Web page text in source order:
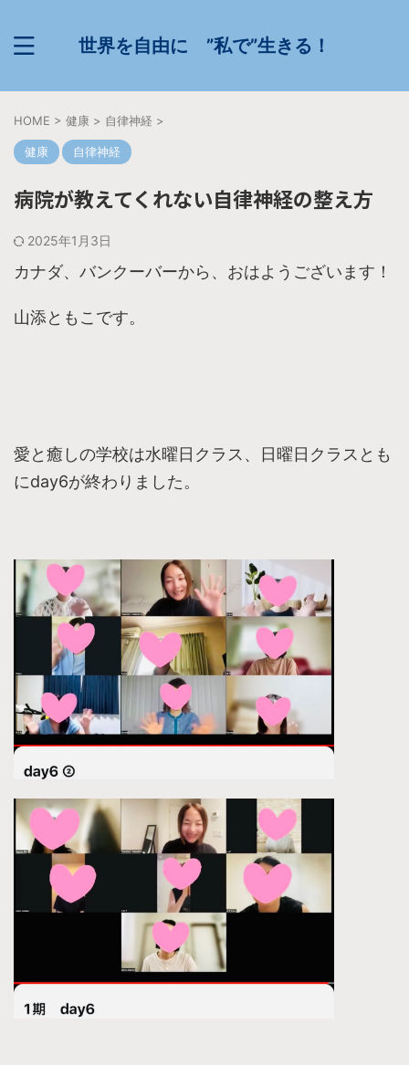
世界を自由に ”私で”生きる！
HOME > 健康 > 自律神経 >
健康 自律神経
病院が教えてくれない自律神経の整え方
2025年1月3日
カナダ、バンクーバーから、おはようございます！
山添ともこです。
愛と癒しの学校は水曜日クラス、日曜日クラスとも
にday6が終わりました。